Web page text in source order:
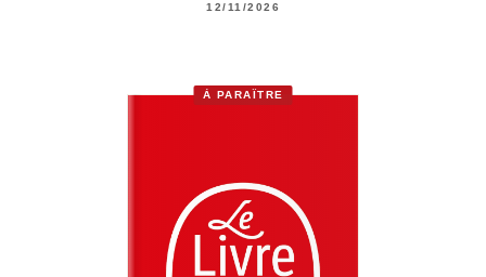
12/11/2026
À PARAÎTRE